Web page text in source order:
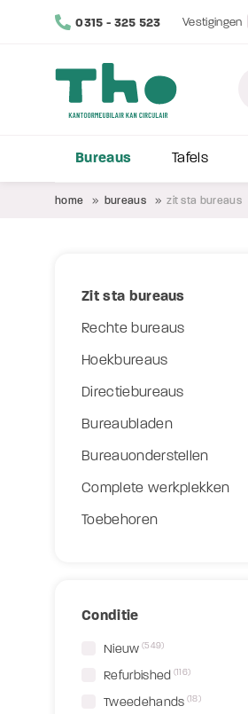
0315 - 325 523 Vestigingen
Bureaus Tafels
home bureaus zit sta bureaus
Zit sta bureaus
Rechte bureaus
Hoekbureaus
Directiebureaus
Bureaubladen
Bureauonderstellen
Complete werkplekken
Toebehoren
Conditie
Nieuw (549)
Refurbished (116)
Tweedehands (18)